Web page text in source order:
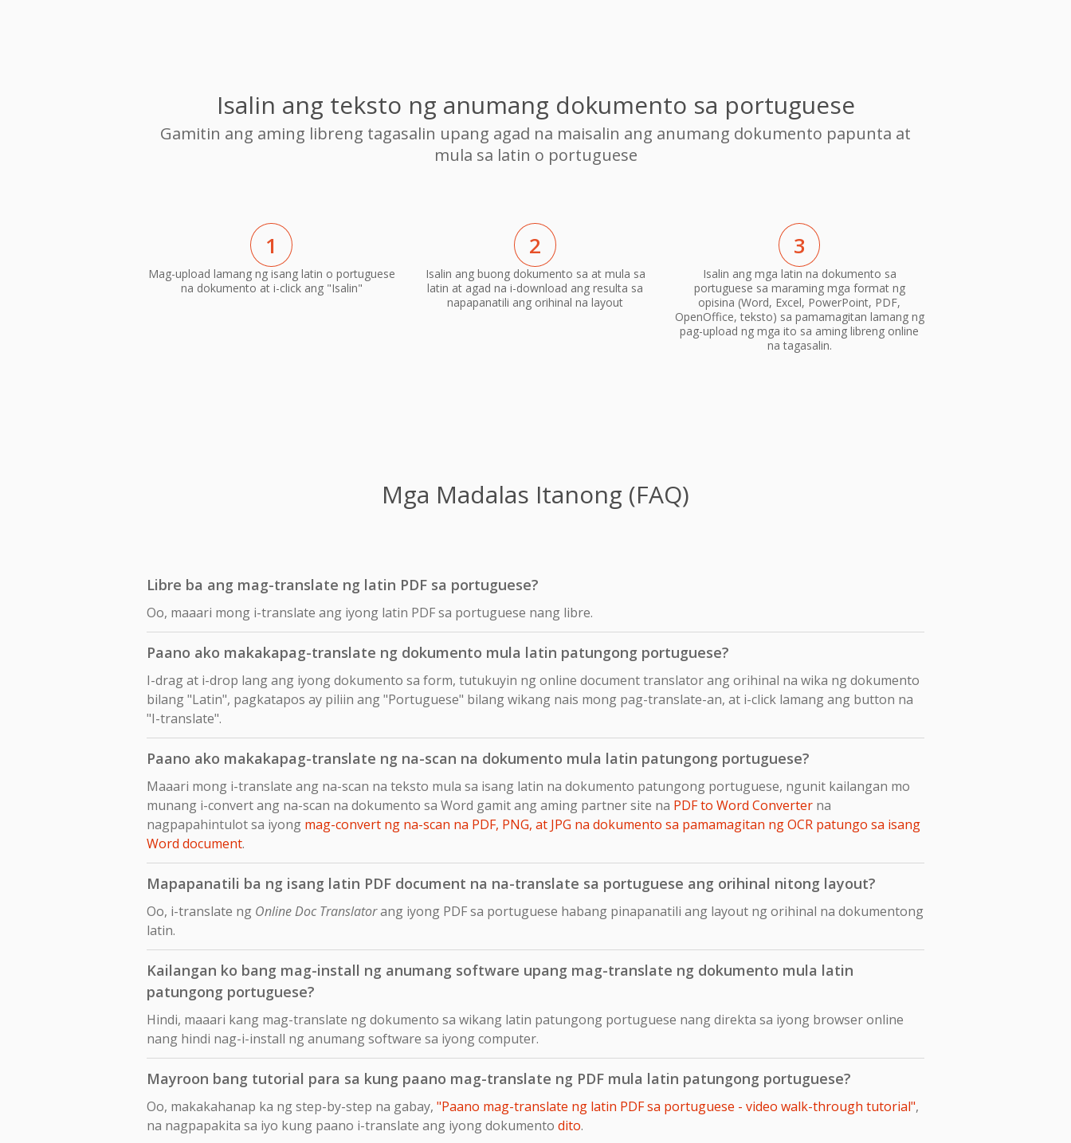
Isalin ang teksto ng anumang dokumento sa portuguese
Gamitin ang aming libreng tagasalin upang agad na maisalin ang anumang dokumento papunta at
mula sa latin o portuguese
1
Mag-upload lamang ng isang latin o portuguese
na dokumento at i-click ang "Isalin"
2
Isalin ang buong dokumento sa at mula sa
latin at agad na i-download ang resulta sa
napapanatili ang orihinal na layout
3
Isalin ang mga latin na dokumento sa
portuguese sa maraming mga format ng
opisina (Word, Excel, PowerPoint, PDF,
OpenOffice, teksto) sa pamamagitan lamang ng
pag-upload ng mga ito sa aming libreng online
na tagasalin.
Mga Madalas Itanong (FAQ)
Libre ba ang mag-translate ng latin PDF sa portuguese?
Oo, maaari mong i-translate ang iyong latin PDF sa portuguese nang libre.
Paano ako makakapag-translate ng dokumento mula latin patungong portuguese?
I-drag at i-drop lang ang iyong dokumento sa form, tutukuyin ng online document translator ang orihinal na wika ng dokumento
bilang "Latin", pagkatapos ay piliin ang "Portuguese" bilang wikang nais mong pag-translate-an, at i-click lamang ang button na
"I-translate".
Paano ako makakapag-translate ng na-scan na dokumento mula latin patungong portuguese?
Maaari mong i-translate ang na-scan na teksto mula sa isang latin na dokumento patungong portuguese, ngunit kailangan mo
munang i-convert ang na-scan na dokumento sa Word gamit ang aming partner site na PDF to Word Converter na
nagpapahintulot sa iyong mag-convert ng na-scan na PDF, PNG, at JPG na dokumento sa pamamagitan ng OCR patungo sa isang
Word document.
Mapapanatili ba ng isang latin PDF document na na-translate sa portuguese ang orihinal nitong layout?
Oo, i-translate ng Online Doc Translatorang iyong PDF sa portuguese habang pinapanatili ang layout ng orihinal na dokumentong
latin.
Kailangan ko bang mag-install ng anumang software upang mag-translate ng dokumento mula latin
patungong portuguese?
Hindi, maaari kang mag-translate ng dokumento sa wikang latin patungong portuguese nang direkta sa iyong browser online
nang hindi nag-i-install ng anumang software sa iyong computer.
Mayroon bang tutorial para sa kung paano mag-translate ng PDF mula latin patungong portuguese?
Oo, makakahanap ka ng step-by-step na gabay, "Paano mag-translate ng latin PDF sa portuguese - video walk-through tutorial",
na nagpapakita sa iyo kung paano i-translate ang iyong dokumento dito.